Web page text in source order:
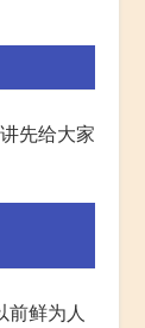
先给大家
前鲜为人